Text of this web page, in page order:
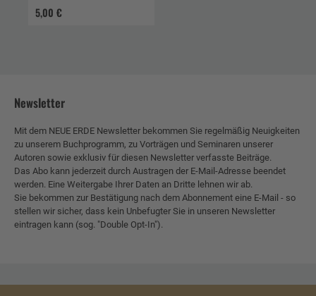
5,00 €
Newsletter
Mit dem NEUE ERDE Newsletter bekommen Sie regelmäßig Neuigkeiten
zu unserem Buchprogramm, zu Vorträgen und Seminaren unserer
Autoren sowie exklusiv für diesen Newsletter verfasste Beiträge.
Das Abo kann jederzeit durch Austragen der E-Mail-Adresse beendet
werden. Eine Weitergabe Ihrer Daten an Dritte lehnen wir ab.
Sie bekommen zur Bestätigung nach dem Abonnement eine E-Mail - so
stellen wir sicher, dass kein Unbefugter Sie in unseren Newsletter
eintragen kann (sog. "Double Opt-In").